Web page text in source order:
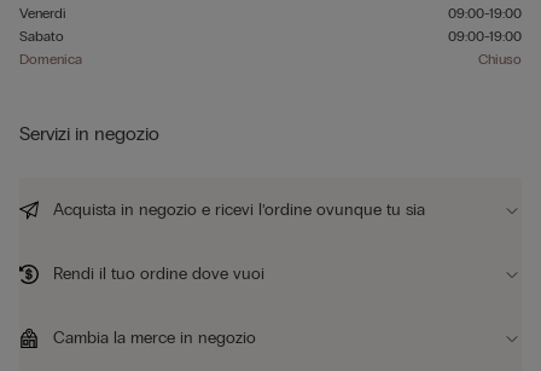
Venerdì
09:00-19:00
Sabato
09:00-19:00
Domenica
Chiuso
Servizi in negozio
Acquista in negozio e ricevi l’ordine ovunque tu sia
Rendi il tuo ordine dove vuoi
Cambia la merce in negozio